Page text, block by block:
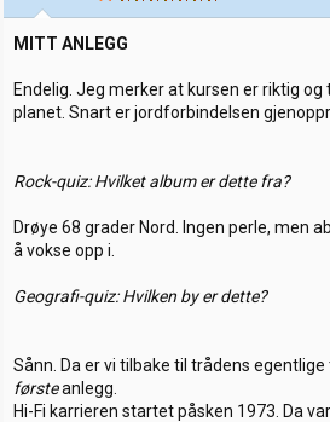
MITT ANLEGG
Endelig. Jeg merker at kursen er riktig
planet. Snart er jordforbindelsen
Rock-quiz: Hvilket album er dette fra?
Drøye 68 grader Nord. Ingen perle, men
å vokse opp i.
Geografi-quiz: Hvilken by er dette?
Sånn. Da er vi tilbake til trådens
førsteanlegg.
Hi-Fi karrieren startet påsken 1973. Da